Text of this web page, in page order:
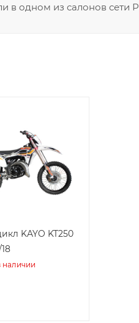
в одном из салонов сети
KAYO KT250
наличии